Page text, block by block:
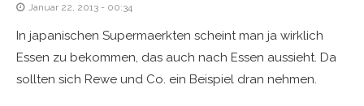
Januar 22, 2013 - 00:34
In japanischen Supermaerkten scheint man ja wirklich
Essen zu bekommen, das auch nach Essen aussieht. Da
sollten sich Rewe und Co. ein Beispiel dran nehmen.